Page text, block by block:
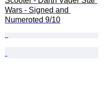
Wars - Signed and
Numeroted 9/10